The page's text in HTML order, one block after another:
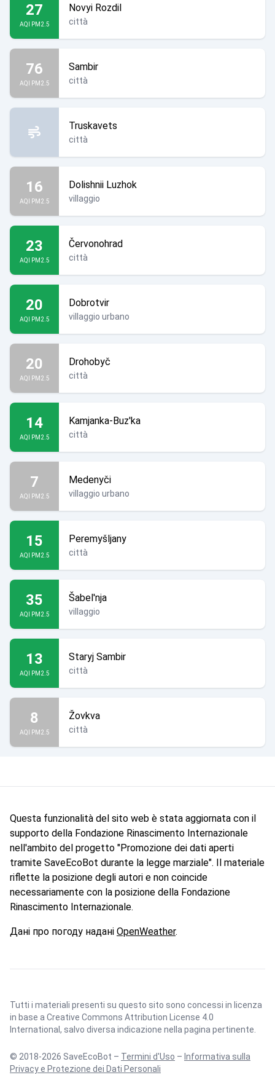
27
AQI PM2.5
Novyi Rozdil
città
76
AQI PM2.5
Sambir
città
Truskavets
città
16
AQI PM2.5
Dolishnii Luzhok
villaggio
23
AQI PM2.5
Červonohrad
città
20
AQI PM2.5
Dobrotvir
villaggio urbano
20
AQI PM2.5
Drohobyč
città
14
AQI PM2.5
Kamjanka-Buz'ka
città
7
AQI PM2.5
Medenyči
villaggio urbano
15
AQI PM2.5
Peremyšljany
città
35
AQI PM2.5
Šabel'nja
villaggio
13
AQI PM2.5
Staryj Sambir
città
8
AQI PM2.5
Žovkva
città
Questa funzionalità del sito web è stata aggiornata con il
supporto della Fondazione Rinascimento Internazionale
nell'ambito del progetto "Promozione dei dati aperti
tramite SaveEcoBot durante la legge marziale". Il materiale
riflette la posizione degli autori e non coincide
necessariamente con la posizione della Fondazione
Rinascimento Internazionale.
Дані про погоду надані OpenWeather.
Tutti i materiali presenti su questo sito sono concessi in licenza
in base a Creative Commons Attribution License 4.0
International , salvo diversa indicazione nella pagina pertinente.
© 2018-2026 SaveEcoBot – Termini d'Uso – Informativa sulla
Privacy e Protezione dei Dati Personali